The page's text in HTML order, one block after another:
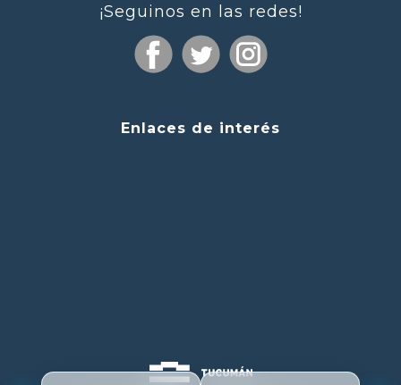
¡Seguinos en las redes!
Enlaces de interés